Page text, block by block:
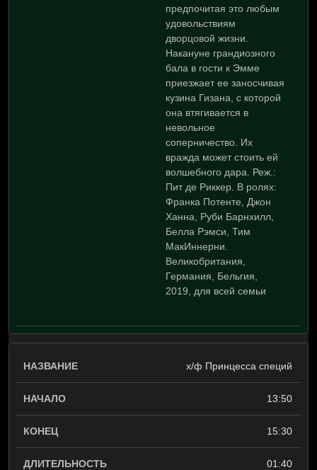
предпочитая это любым
удовольствиям
дворцовой жизни.
Накануне грандиозного
бала в гости к Эмме
приезжает ее заносчивая
кузина Гизана, с которой
она втягивается в
невольное
соперничество. Их
вражда может стоить ей
волшебного дара. Реж.:
Пит де Риккер. В ролях:
Франка Потенте, Джон
Ханна, Руби Барнхилл,
Белла Рэмси, Тим
МакИннерни.
Великобритания,
Германия, Бельгия,
2019, для всей семьи
х/ф Принцесса специй
13:50
15:30
01:40